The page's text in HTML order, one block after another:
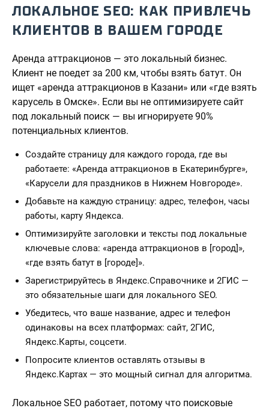
ЛОКАЛЬНОЕ SEO: КАК ПРИВЛЕЧЬ
КЛИЕНТОВ В ВАШЕМ ГОРОДЕ
Аренда аттракционов — это локальный бизнес.
Клиент не поедет за 200 км, чтобы взять батут. Он
ищет «аренда аттракционов в Казани» или «где взять
карусель в Омске». Если вы не оптимизируете сайт
под локальный поиск — вы игнорируете 90%
потенциальных клиентов.
Создайте страницу для каждого города, где вы
работаете: «Аренда аттракционов в Екатеринбурге»,
«Карусели для праздников в Нижнем Новгороде».
Добавьте на каждую страницу: адрес, телефон, часы
работы, карту Яндекса.
Оптимизируйте заголовки и тексты под локальные
ключевые слова: «аренда аттракционов в [город]»,
«где взять батут в [городе]».
Зарегистрируйтесь в Яндекс.Справочнике и 2ГИС —
это обязательные шаги для локального SEO.
Убедитесь, что ваше название, адрес и телефон
одинаковы на всех платформах: сайт, 2ГИС,
Яндекс.Карты, соцсети.
Попросите клиентов оставлять отзывы в
Яндекс.Картах — это мощный сигнал для алгоритма.
Локальное SEO работает, потому что поисковые